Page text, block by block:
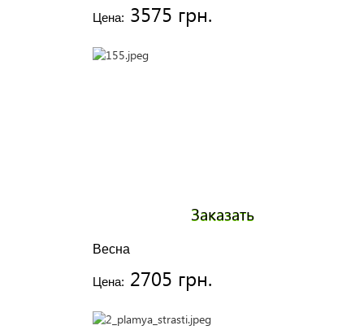
Цена: 3575 грн.
Весна
Цена: 2705 грн.
Заказать